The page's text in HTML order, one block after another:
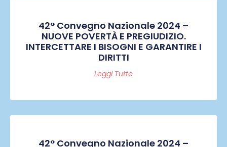
42° Convegno Nazionale 2024 –
NUOVE POVERTÀ E PREGIUDIZIO.
INTERCETTARE I BISOGNI E GARANTIRE I
DIRITTI
Leggi Tutto
42° Convegno Nazionale 2024 –